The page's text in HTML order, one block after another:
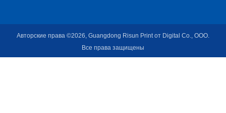
Авторские права ©2026, Guangdong Risun Print от Digital Co., ООО.
Все права защищены